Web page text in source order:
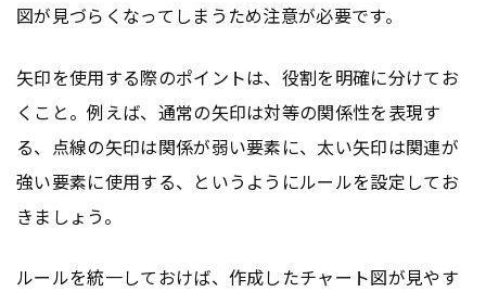
図が見づらくなってしまうため注意が必要です。
矢印を使用する際のポイントは、役割を明確に分けてお
くこと。例えば、通常の矢印は対等の関係性を表現す
る、点線の矢印は関係が弱い要素に、太い矢印は関連が
強い要素に使用する、というようにルールを設定してお
きましょう。
ルールを統一しておけば、作成したチャート図が見やす